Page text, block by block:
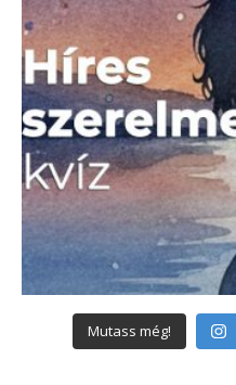
Mutass még!